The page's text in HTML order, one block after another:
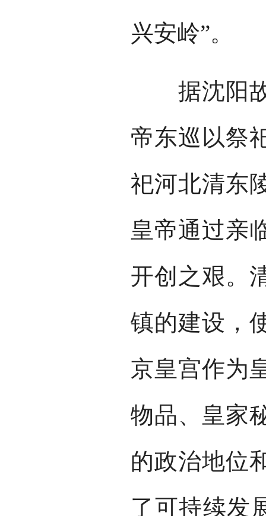
兴安岭”。
据沈阳故
帝东巡以祭
祀河北清东
皇帝通过亲
开创之艰。
镇的建设，
京皇宫作为
物品、皇家
的政治地位
了可持续发